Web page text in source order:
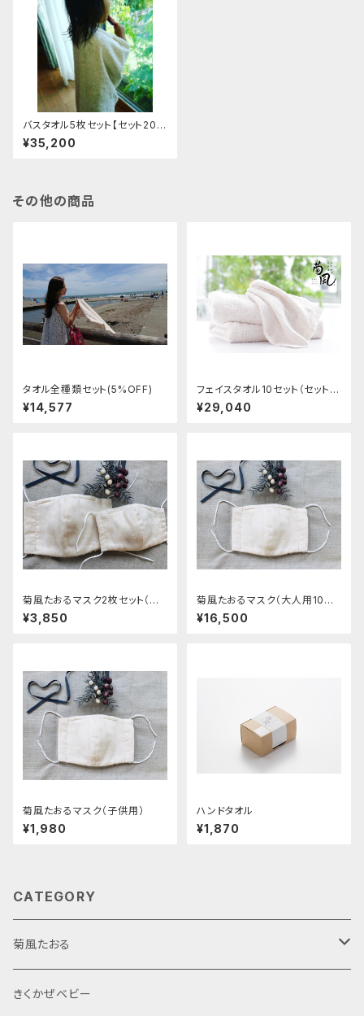
バスタオル5枚セット【セット20%
オフ】
¥35,200
その他の商品
タオル全種類セット(5%OFF)
¥14,577
フェイスタオル10セット（セット2
0%オフ】
¥29,040
菊風たおるマスク2枚セット（大
人用１、子供用１）
¥3,850
菊風たおるマスク（大人用10枚
セット）
¥16,500
菊風たおるマスク（子供用）
¥1,980
ハンドタオル
¥1,870
CATEGORY
菊風たおる
サウナハット
きくかぜベビー